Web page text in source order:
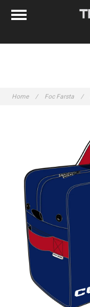
Home / Foc Farsta /